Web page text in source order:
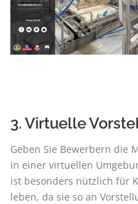
3. Virtuelle
Geben Sie Bewerbern die
in einer virtuellen
ist besonders nützlich für
leben, da sie so an